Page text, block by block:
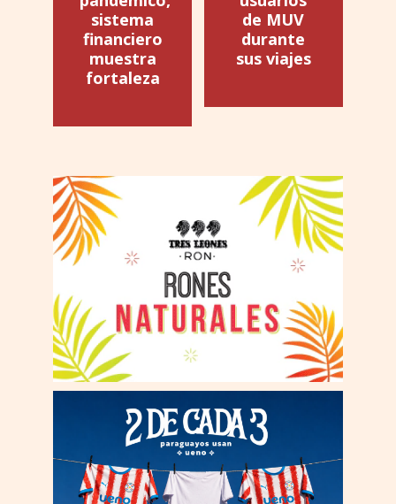
sistema
financiero
muestra
fortaleza
de MUV
durante
sus viajes